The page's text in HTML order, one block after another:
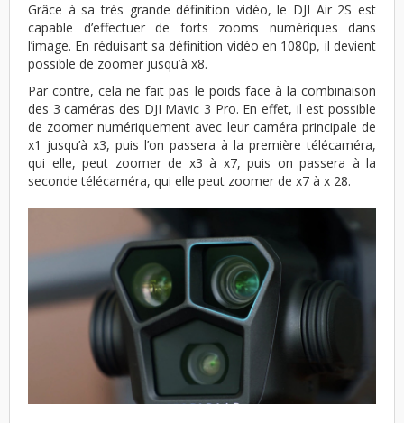
Grâce à sa très grande définition vidéo, le DJI Air 2S est
capable d’effectuer de forts zooms numériques dans
l’image. En réduisant sa définition vidéo en 1080p, il devient
possible de zoomer jusqu’à x8.
Par contre, cela ne fait pas le poids face à la combinaison
des 3 caméras des DJI Mavic 3 Pro. En effet, il est possible
de zoomer numériquement avec leur caméra principale de
x1 jusqu’à x3, puis l’on passera à la première télécaméra,
qui elle, peut zoomer de x3 à x7, puis on passera à la
seconde télécaméra, qui elle peut zoomer de x7 à x 28.